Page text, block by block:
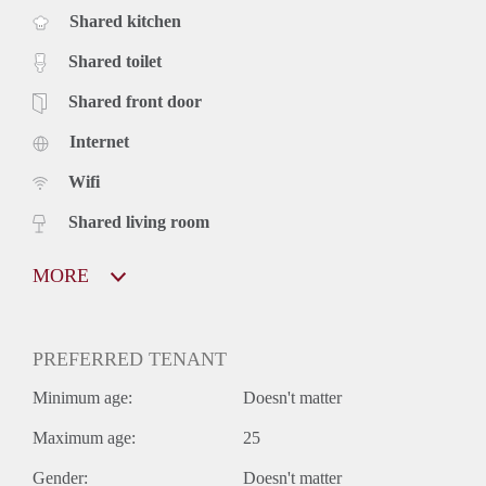
Shared kitchen
Shared toilet
Shared front door
Internet
Wifi
Shared living room
MORE
PREFERRED TENANT
Minimum age: Doesn't matter
Maximum age: 25
Gender: Doesn't matter